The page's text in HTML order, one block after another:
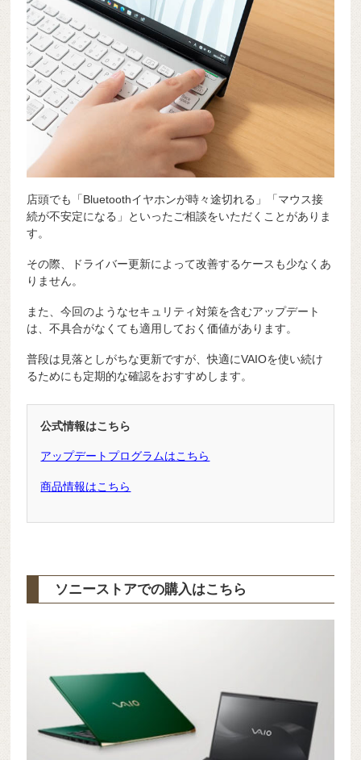
店頭でも「Bluetoothイヤホンが時々途切れる」「マウス接
続が不安定になる」といったご相談をいただくことがありま
す。
その際、ドライバー更新によって改善するケースも少なくあ
りません。
また、今回のようなセキュリティ対策を含むアップデート
は、不具合がなくても適用しておく価値があります。
普段は見落としがちな更新ですが、快適にVAIOを使い続け
るためにも定期的な確認をおすすめします。
公式情報はこちら
アップデートプログラムはこちら
商品情報はこちら
ソニーストアでの購入はこちら